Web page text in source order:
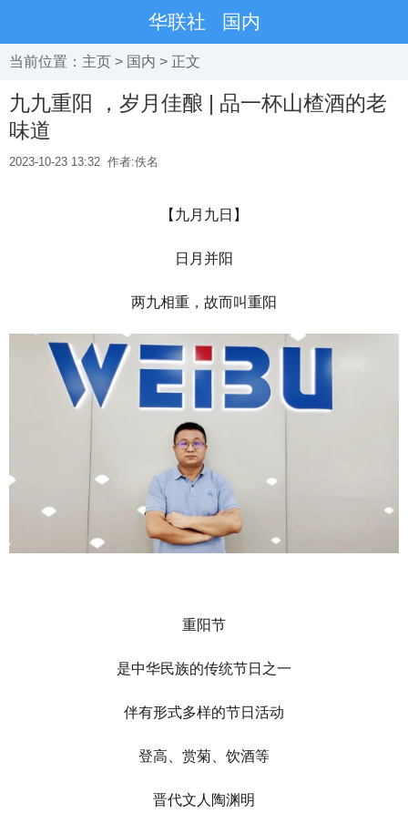
华联社 国内
当前位置： 主页 > 国内 > 正文
九九重阳 ，岁月佳酿 | 品一杯山楂酒的老
味道
2023-10-23 13:32 作者:佚名
【九月九日】
日月并阳
两九相重，故而叫重阳
重阳节
是中华民族的传统节日之一
伴有形式多样的节日活动
登高、赏菊、饮酒等
晋代文人陶渊明